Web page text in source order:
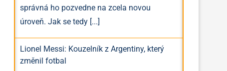
správná ho pozvedne na zcela novou
úroveň. Jak se tedy [...]
Lionel Messi: Kouzelník z Argentiny, který
změnil fotbal